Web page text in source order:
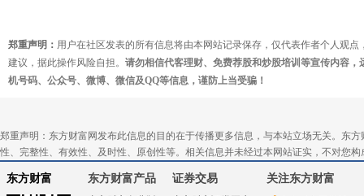
郑重声明： 用户在社区发表的所有信息将由本网站记录保存，仅代表作者个人观
建议，据此操作风险自担。 请勿相信代客理财、免费荐股和炒股培训等宣传内容
机号码、公众号、微博、微信及QQ等信息，谨防上当受骗！
郑重声明：东方财富网发布此信息的目的在于传播更多信息，与本站立场无关。东
性、完整性、有效性、及时性、原创性等。相关信息并未经过本网站证实，不对您
东方财富 东方财富产品 证券交易 关注东方财富